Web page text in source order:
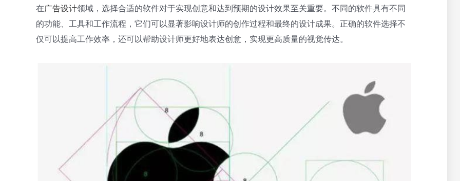
在广告设计领域，选择合适的软件对于实现创意和达到预期的设计效果至关重要。不同的软件具有不同
的功能、工具和工作流程，它们可以显著影响设计师的创作过程和最终的设计成果。正确的软件选择不
仅可以提高工作效率，还可以帮助设计师更好地表达创意，实现更高质量的视觉传达。